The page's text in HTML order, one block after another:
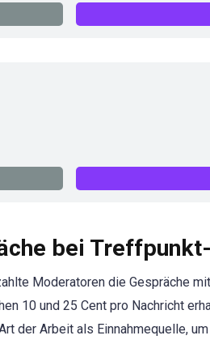
bei
Moderatoren die Gespräche
10 und 25 Cent pro Nachricht
der Arbeit als Einnahmequelle,